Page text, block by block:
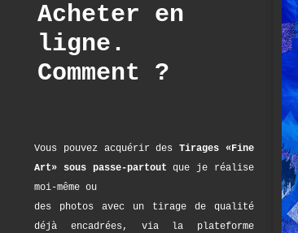
Acheter en
ligne.
Comment ?
Vous pouvez acquérir desTirages «Fine
Art» sous passe-partout que je réalise
moi-même ou
des photos avec un tirage de qualité
déjà encadrées, via la plateforme